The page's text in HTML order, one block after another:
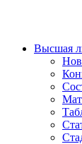
Высшая